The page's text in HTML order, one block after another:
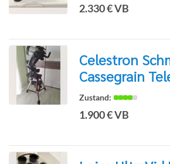
Detailseite
2.330 € VB
Celestron
Cassegrain
1.900 € VB